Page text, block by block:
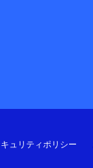
ュリティポリシー